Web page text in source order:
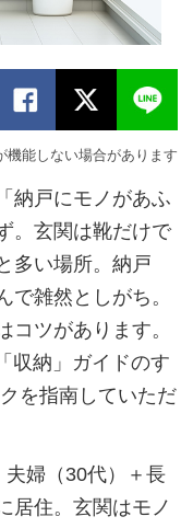
機能しない場合があります
納戸にモノがあふ
。玄関は靴だけで
多い場所。納戸
で雑然としがち。
コツがあります。
収納」ガイドのす
を指南していただ
夫婦（30代）＋長
居住。玄関はモノ